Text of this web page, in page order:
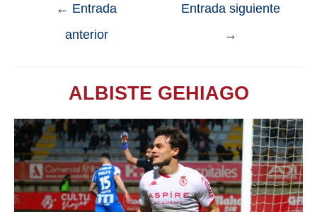
← Entrada
anterior
Entrada siguiente
→
ALBISTE GEHIAGO